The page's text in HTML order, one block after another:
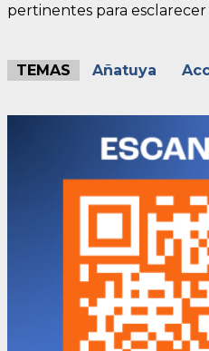
pertinentes para
TEMAS Añatuya